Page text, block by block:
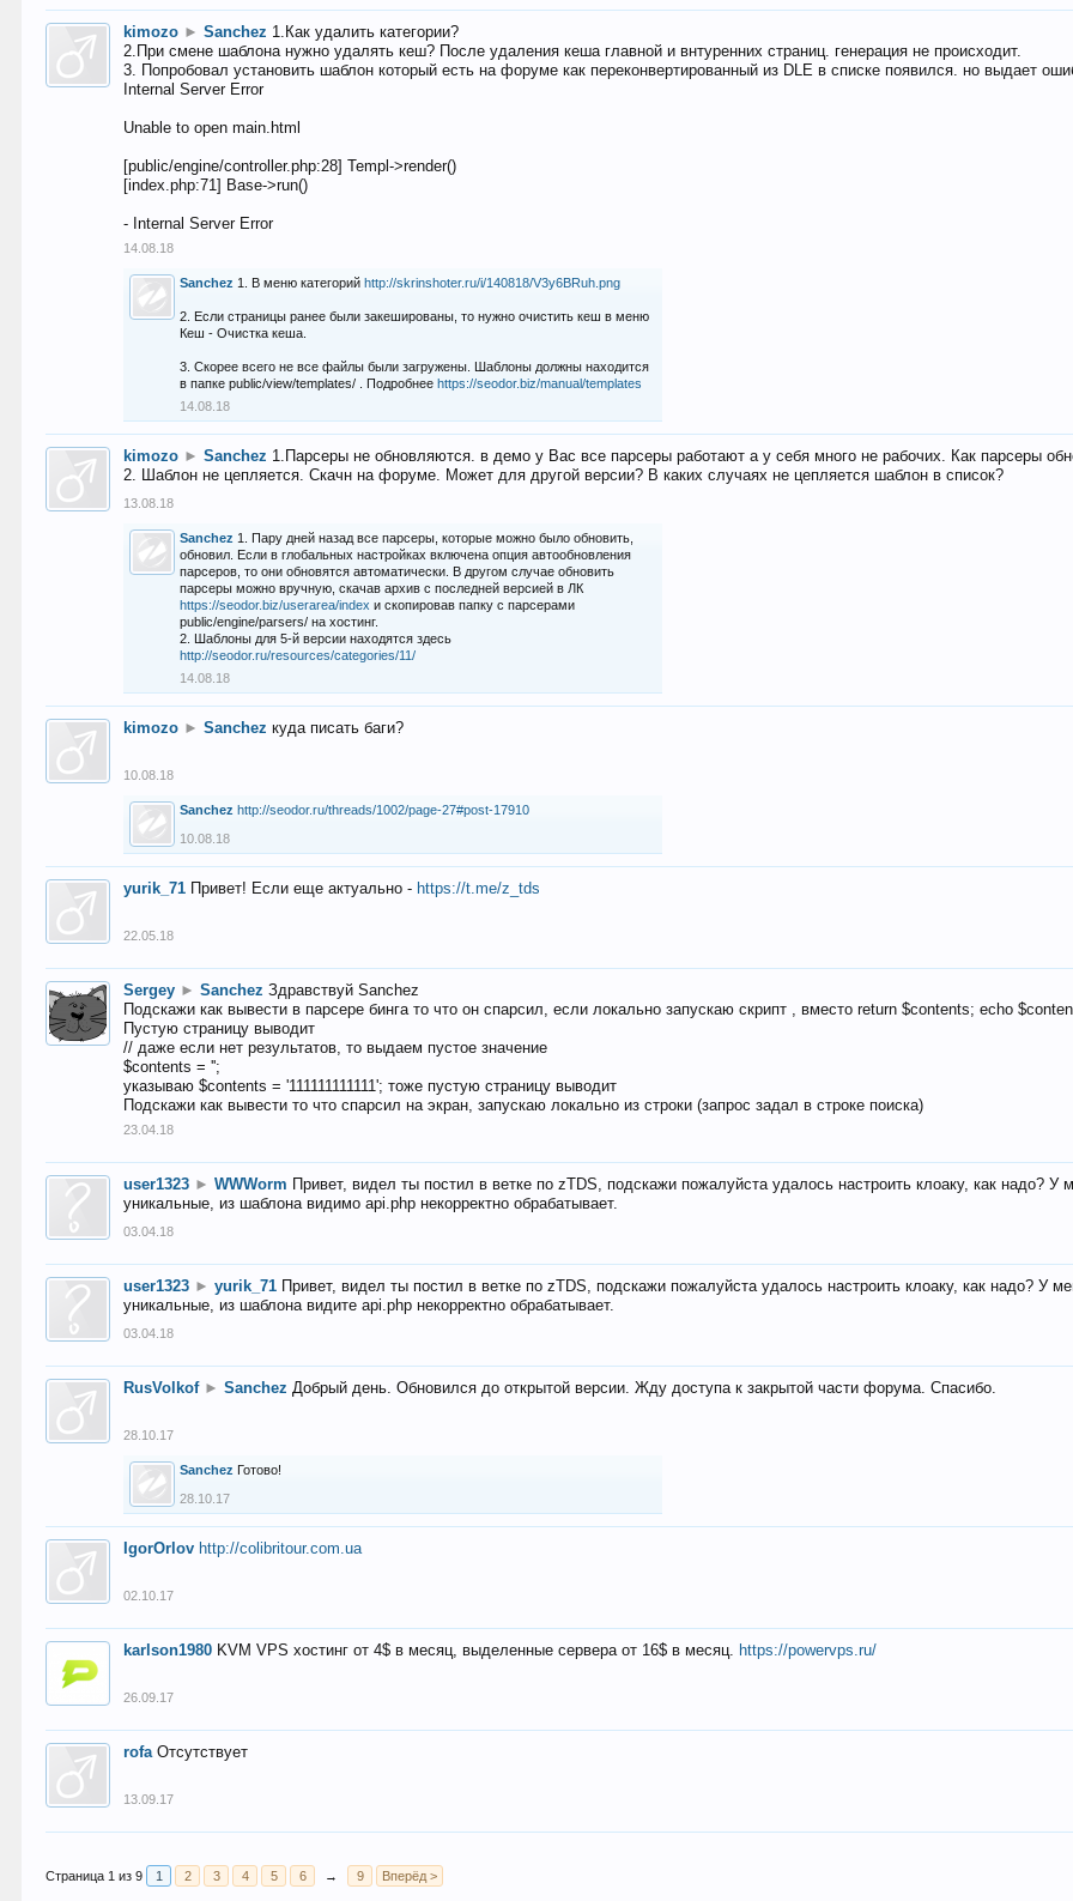
kimozo ► Sanchez 1.Как удалить категории?
2.При смене шаблона нужно удалять кеш? После удаления кеша главной и внтуренних страниц. генерация не происходит.
3. Попробовал установить шаблон который есть на форуме как переконвертированный из DLE в списке появился. но выдает
Internal Server Error
Unable to open main.html
[public/engine/controller.php:28] Templ->render()
[index.php:71] Base->run()
- Internal Server Error
14.08.18
Sanchez 1. В меню категорийhttp://skrinshoter.ru/i/140818/V3y6BRuh.png
2. Если страницы ранее были закешированы, то нужно очистить кеш в меню
Кеш - Очистка кеша.
3. Скорее всего не все файлы были загружены. Шаблоны должны находится
в папке public/view/templates/ . Подробнееhttps://seodor.biz/manual/templates
14.08.18
kimozo ► Sanchez 1.Парсеры не обновляются. в демо у Вас все парсеры работают а у себя много не рабочих. Как парсеры
2. Шаблон не цепляется. Скачн на форуме. Может для другой версии? В каких случаях не цепляется шаблон в список?
13.08.18
Sanchez 1. Пару дней назад все парсеры, которые можно было обновить,
обновил. Если в глобальных настройках включена опция автообновления
парсеров, то они обновятся автоматически. В другом случае обновить
парсеры можно вручную, скачав архив с последней версией в ЛК
https://seodor.biz/userarea/index и скопировав папку с парсерами
public/engine/parsers/ на хостинг.
2. Шаблоны для 5-й версии находятся здесь
http://seodor.ru/resources/categories/11/
14.08.18
kimozo ► Sanchez куда писать баги?
10.08.18
Sanchez http://seodor.ru/threads/1002/page-27#post-17910
10.08.18
yurik_71 Привет! Если еще актуально - https://t.me/z_tds
22.05.18
Sergey ► Sanchez Здравствуй Sanchez
Подскажи как вывести в парсере бинга то что он спарсил, если локально запускаю скрипт , вместо return $contents; echo
Пустую страницу выводит
// даже если нет результатов, то выдаем пустое значение
$contents = '';
указываю $contents = '111111111111'; тоже пустую страницу выводит
Подскажи как вывести то что спарсил на экран, запускаю локально из строки (запрос задал в строке поиска)
23.04.18
user1323 ► WWWorm Привет, видел ты постил в ветке по zTDS, подскажи пожалуйста удалось настроить клоаку, как надо?
уникальные, из шаблона видимо api.php некорректно обрабатывает.
03.04.18
user1323 ► yurik_71 Привет, видел ты постил в ветке по zTDS, подскажи пожалуйста удалось настроить клоаку, как надо? У
уникальные, из шаблона видите api.php некорректно обрабатывает.
03.04.18
RusVolkof ► Sanchez Добрый день. Обновился до открытой версии. Жду доступа к закрытой части форума. Спасибо.
28.10.17
Sanchez Готово!
28.10.17
IgorOrlov http://colibritour.com.ua
02.10.17
karlson1980 KVM VPS хостинг от 4$ в месяц, выделенные сервера от 16$ в месяц. https://powervps.ru/
26.09.17
rofa Отсутствует
13.09.17
Страница 1 из 9 1 2 3 4 5 6 → 9 Вперёд >